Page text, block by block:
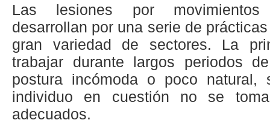
Las lesiones por
desarrollan por una serie de
gran variedad de sectores. La
trabajar durante largos periodos
postura incómoda o poco
individuo en cuestión no se
adecuados.